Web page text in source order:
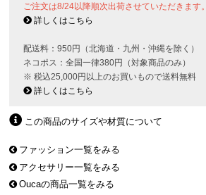
ご注文は8/24以降順次出荷させていただきます。
詳しくはこちら
配送料：950円（北海道・九州・沖縄を除く）
ネコポス：全国一律380円（対象商品のみ）
※ 税込25,000円以上のお買いもので送料無料
詳しくはこちら
この商品のサイズや材質について
ファッション一覧をみる
アクセサリー一覧をみる
Oucaの商品一覧をみる